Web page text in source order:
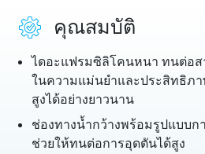
คุณสมบัติ
ไดอะแฟรมซิลิโคนหนา ทนต่อส
ในความแม่นยำและประสิทธิภ
สูงได้อย่างยาวนาน
ช่องทางน้ำกว้างพร้อมรูปแบบก
ช่วยให้ทนต่อการอุดตันได้สูง